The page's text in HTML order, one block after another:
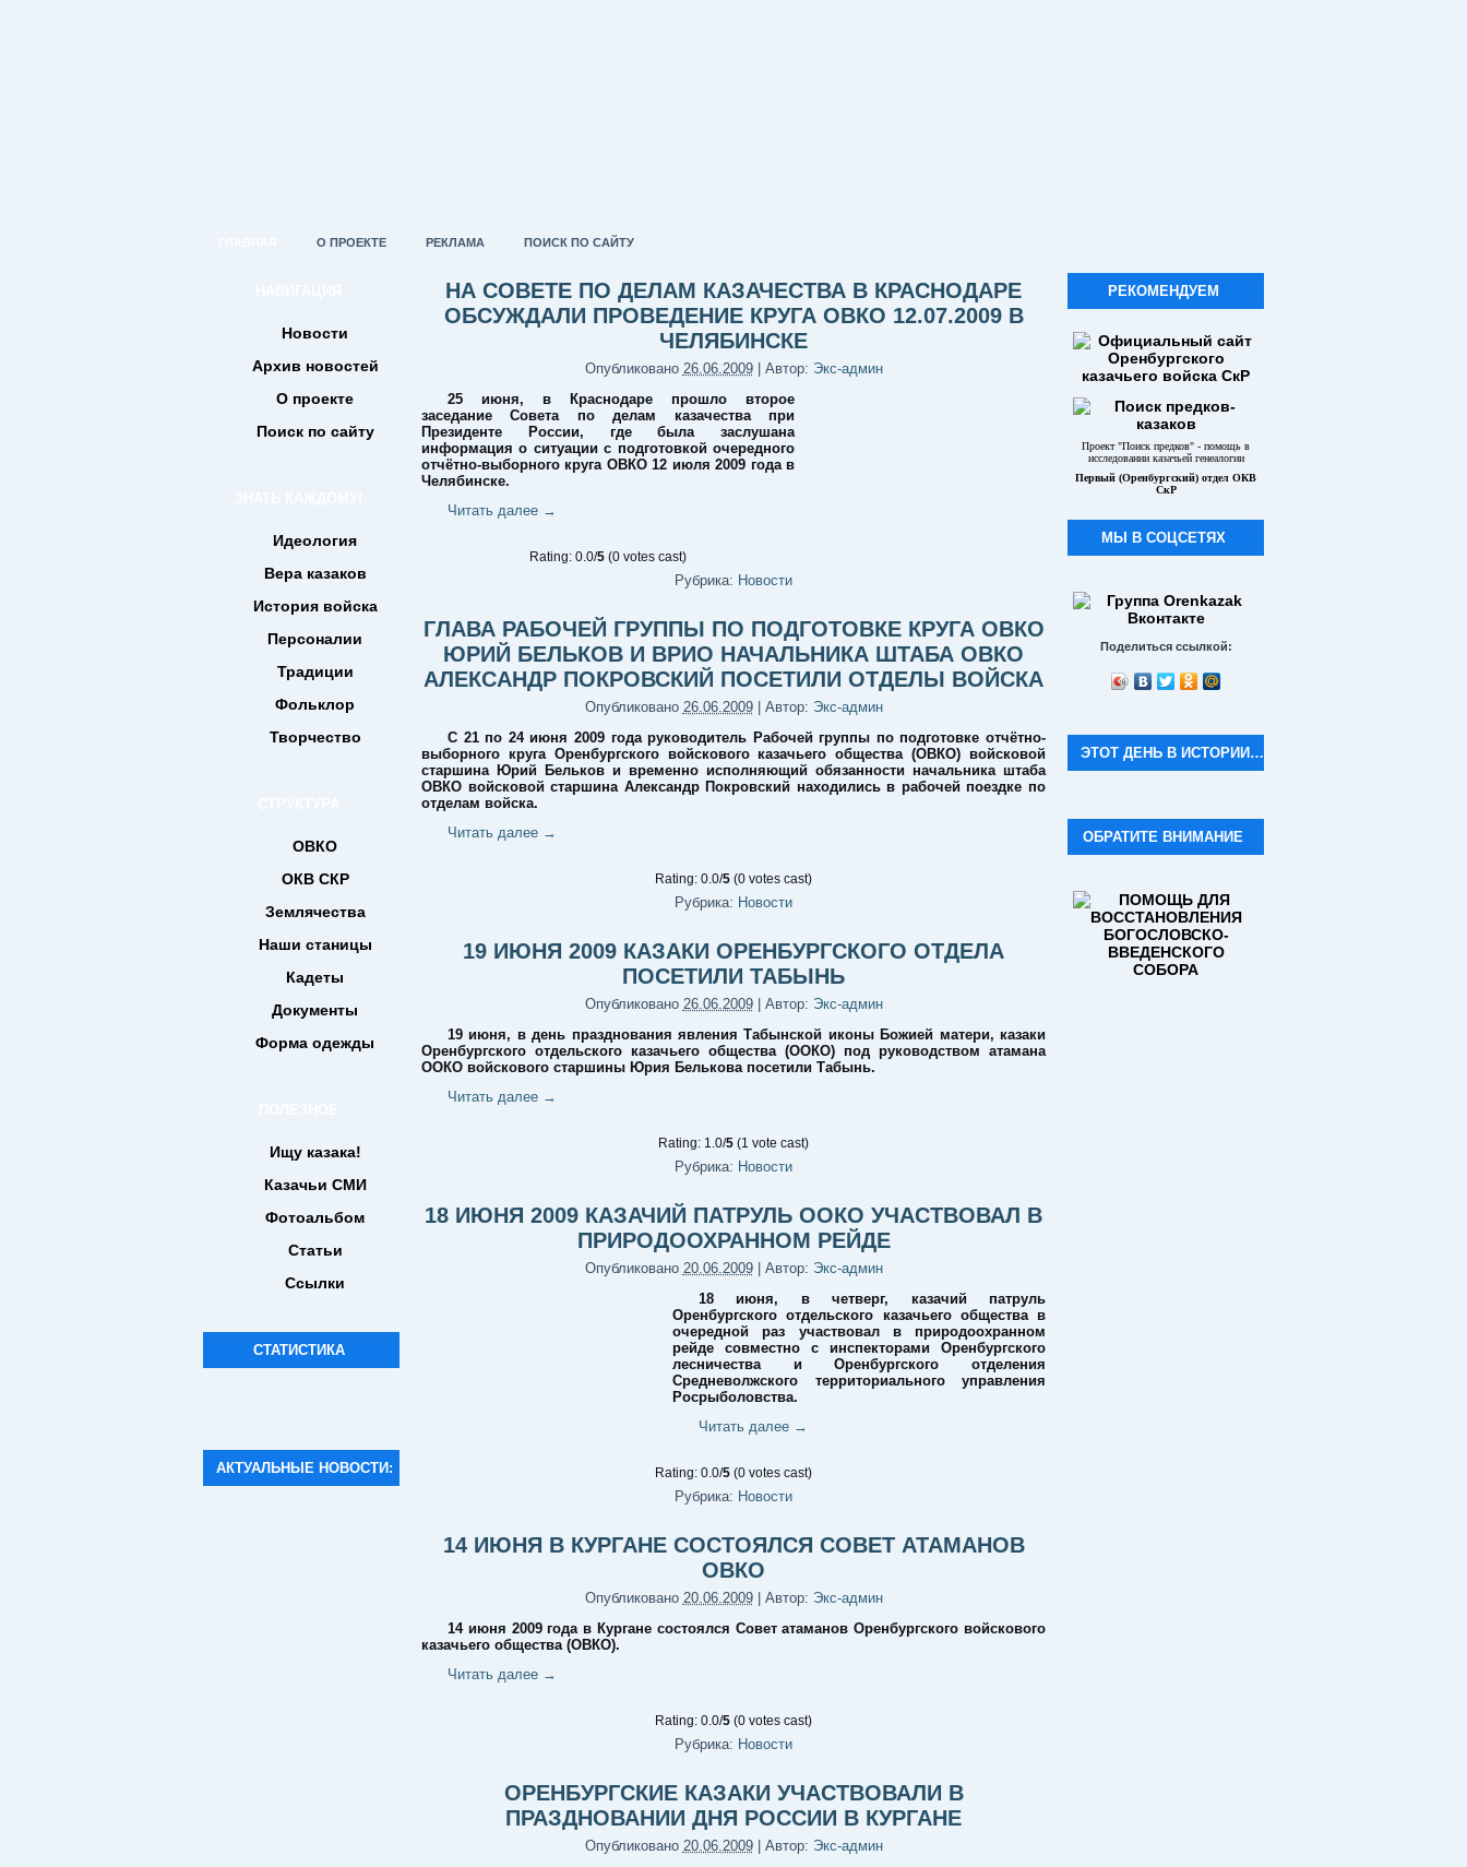
О ПРОЕКТЕ РЕКЛАМА ПОИСК ПО САЙТУ
Новости
Архив новостей
О проекте
Поиск по сайту
Идеология
Вера казаков
История войска
Персоналии
Традиции
Фольклор
Творчество
ОВКО
ОКВ СКР
Землячества
Наши станицы
Кадеты
Документы
Форма одежды
Ищу казака!
Казачьи СМИ
Фотоальбом
Статьи
Ссылки
СТАТИСТИКА
АКТУАЛЬНЫЕ НОВОСТИ:
НА СОВЕТЕ ПО ДЕЛАМ КАЗАЧЕСТВА В КРАСНОДАРЕ
ОБСУЖДАЛИ ПРОВЕДЕНИЕ КРУГА ОВКО 12.07.2009 В
ЧЕЛЯБИНСКЕ
Опубликовано 26.06.2009| Автор: Экс-админ
25 июня, в Краснодаре прошло второе
заседание Совета по делам казачества при
Президенте России, где была заслушана
информация о ситуации с подготовкой очередного
отчётно-выборного круга ОВКО 12 июля 2009 года в
Челябинске.
Читать далее →
Rating: 0.0/5 (0 votes cast)
Рубрика: Новости
ГЛАВА РАБОЧЕЙ ГРУППЫ ПО ПОДГОТОВКЕ КРУГА ОВКО
ЮРИЙ БЕЛЬКОВ И ВРИО НАЧАЛЬНИКА ШТАБА ОВКО
АЛЕКСАНДР ПОКРОВСКИЙ ПОСЕТИЛИ ОТДЕЛЫ ВОЙСКА
Опубликовано 26.06.2009| Автор: Экс-админ
С 21 по 24 июня 2009 года руководитель Рабочей группы по подготовке отчётно-
выборного круга Оренбургского войскового казачьего общества (ОВКО) войсковой
старшина Юрий Бельков и временно исполняющий обязанности начальника штаба
ОВКО войсковой старшина Александр Покровский находились в рабочей поездке по
отделам войска.
Читать далее →
Rating: 0.0/5 (0 votes cast)
Рубрика: Новости
19 ИЮНЯ 2009 КАЗАКИ ОРЕНБУРГСКОГО ОТДЕЛА
ПОСЕТИЛИ ТАБЫНЬ
Опубликовано 26.06.2009| Автор: Экс-админ
19 июня, в день празднования явления Табынской иконы Божией матери, казаки
Оренбургского отдельского казачьего общества (ООКО) под руководством атамана
ООКО войскового старшины Юрия Белькова посетили Табынь.
Читать далее →
Rating: 1.0/5 (1 vote cast)
Рубрика: Новости
18 ИЮНЯ 2009 КАЗАЧИЙ ПАТРУЛЬ ООКО УЧАСТВОВАЛ В
ПРИРОДООХРАННОМ РЕЙДЕ
Опубликовано 20.06.2009| Автор: Экс-админ
18 июня, в четверг, казачий патруль
Оренбургского отдельского казачьего общества в
очередной раз участвовал в природоохранном
рейде совместно с инспекторами Оренбургского
лесничества и Оренбургского отделения
Средневолжского территориального управления
Росрыболовства.
Читать далее →
Rating: 0.0/5 (0 votes cast)
Рубрика: Новости
14 ИЮНЯ В КУРГАНЕ СОСТОЯЛСЯ СОВЕТ АТАМАНОВ
ОВКО
Опубликовано 20.06.2009| Автор: Экс-админ
14 июня 2009 года в Кургане состоялся Совет атаманов Оренбургского войскового
казачьего общества (ОВКО).
Читать далее →
Rating: 0.0/5 (0 votes cast)
Рубрика: Новости
ОРЕНБУРГСКИЕ КАЗАКИ УЧАСТВОВАЛИ В
ПРАЗДНОВАНИИ ДНЯ РОССИИ В КУРГАНЕ
Опубликовано 20.06.2009| Автор: Экс-админ
РЕКОМЕНДУЕМ
Проект "Поиск предков" - помощь в
исследовании казачьей генеалогии
Первый (Оренбургский) отдел ОКВ
СкР
МЫ В СОЦСЕТЯХ
Поделиться ссылкой:
ЭТОТ ДЕНЬ В ИСТОРИИ…
ОБРАТИТЕ ВНИМАНИЕ